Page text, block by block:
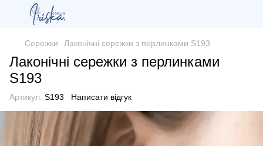
Сережки Лаконічні сережки з перлинками S193
Лаконічні сережки з перлинками
S193
Артикул: S193 Написати відгук